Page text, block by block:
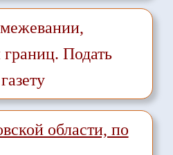
границ. Подать
области, по